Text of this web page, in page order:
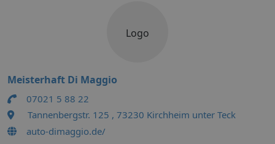
Logo
Meisterhaft Di Maggio
07021 5 88 22
Tannenbergstr. 125 , 73230 Kirchheim unter Teck
auto-dimaggio.de/